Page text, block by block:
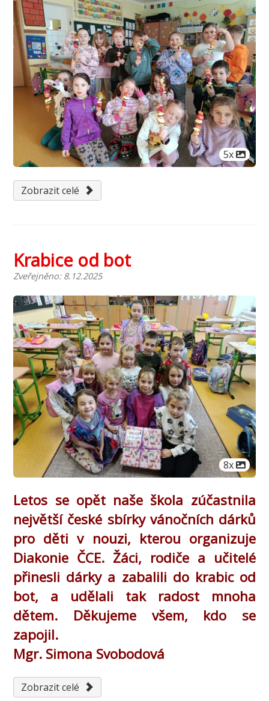
Počet
5x
Zobrazit celé
Krabice od bot
Zveřejněno: 8.12.2025
Počet
8x
Letos se opět naše škola zúčastnila
největší české sbírky vánočních dárků
pro děti v nouzi, kterou organizuje
Diakonie ČCE. Žáci, rodiče a učitelé
přinesli dárky a zabalili do krabic od
bot, a udělali tak radost mnoha
dětem. Děkujeme všem, kdo se
zapojil.
Mgr. Simona Svobodová
Zobrazit celé